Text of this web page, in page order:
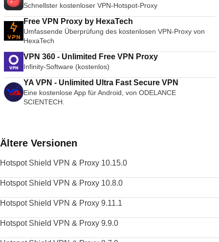
Schnellster kostenloser VPN-Hotspot-Proxy
Free VPN Proxy by HexaTech
Umfassende Überprüfung des kostenlosen VPN-Proxy von
HexaTech
VPN 360 - Unlimited Free VPN Proxy
Infinity-Software (kostenlos)
YA VPN - Unlimited Ultra Fast Secure VPN
Eine kostenlose App für Android, von ODELANCE
SCIENTECH.
Ältere Versionen
Hotspot Shield VPN & Proxy 10.15.0
Hotspot Shield VPN & Proxy 10.8.0
Hotspot Shield VPN & Proxy 9.11.1
Hotspot Shield VPN & Proxy 9.9.0